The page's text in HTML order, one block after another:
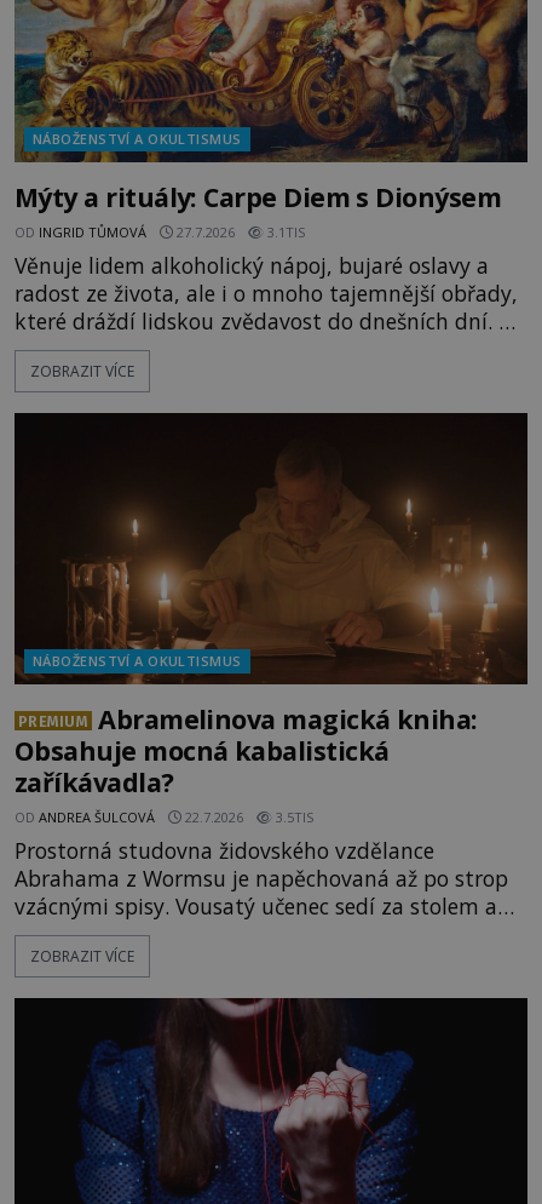
NÁBOŽENSTVÍ A OKULTISMUS
Mýty a rituály: Carpe Diem s Dionýsem
OD INGRID TŮMOVÁ 27.7.2026 3.1TIS
Věnuje lidem alkoholický nápoj, bujaré oslavy a
radost ze života, ale i o mnoho tajemnější obřady,
které dráždí lidskou zvědavost do dnešních dní. Co
doopravdy představuje bůh, jemuž Římané říkají
Bakchus? Mytologický příběh řeckého boha
ZOBRAZIT VÍCE
NÁBOŽENSTVÍ A OKULTISMUS
PREMIUM
Abramelinova magická kniha:
Obsahuje mocná kabalistická
zaříkávadla?
OD ANDREA ŠULCOVÁ 22.7.2026 3.5TIS
Prostorná studovna židovského vzdělance
Abrahama z Wormsu je napěchovaná až po strop
vzácnými spisy. Vousatý učenec sedí za stolem a
před sebou má rozložený jeden z nejzáhadnějších
magických textů. Jde o Abramelinův grimoár, který
kouzla, jak si někteří myslí, nebo jde o pouhou
pověru? Už šest měsíců pobývá
ZOBRAZIT VÍCE